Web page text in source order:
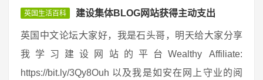
英国生活百科 建设集体BLOG网站获得主动支出
英国中文论坛大家好，我是石头哥，明天给大家分享
我学习建设网站的平台Wealthy Affiliate:
https://bit.ly/3Qy8Ouh 以及我是如安在网上守业的阅